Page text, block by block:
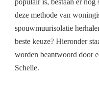
populair is, bestaan er
deze methode van
spouwmuurisolatie
beste keuze? Hieronder
worden beantwoord door
Schelle.